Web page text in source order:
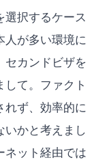
選択するケース
人が多い環境に
カンドビザを
て。ファクト
れず、効率的に
いかと考えまし
ネット経由では